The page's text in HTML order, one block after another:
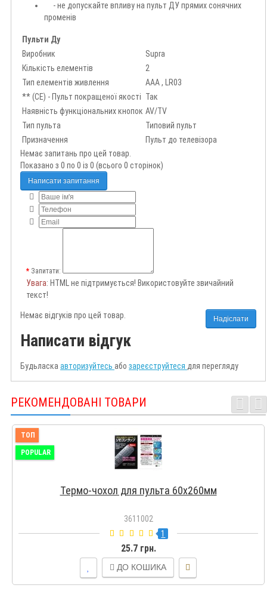
- не допускайте впливу на пульт ДУ прямих сонячних
променів
Пульти Ду
Виробник
Supra
Кількість елементів
2
Тип елементів живлення
AAA , LR03
** (CE) - Пульт покращеної якості Так
Наявність функціональних кнопок AV/TV
Тип пульта
Типовий пульт
Призначення
Пульт до телевізора
Немає запитань про цей товар.
Показано з 0 по 0 із 0 (всього 0 сторінок)
Написати запитання
Запитати:
Увага: HTML не підтримується! Використовуйте звичайний
текст!
Надіслати
Немає відгуків про цей товар.
Написати відгук
Будьласка авторизуйтесь або зареєструйтеся для перегляду
РЕКОМЕНДОВАНІ ТОВАРИ
ТОП
POPULAR
Термо-чохол для пульта 60х260мм
3611002
1
25.7 грн.
ДО КОШИКА